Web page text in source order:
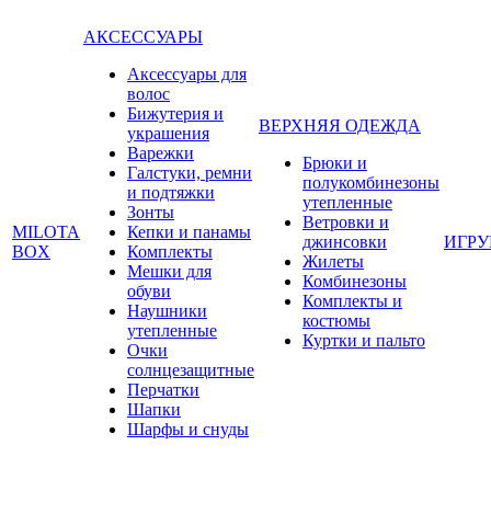
MILOTA
BOX
АКСЕССУАРЫ
Аксессуары для
волос
Бижутерия и
украшения
Варежки
Галстуки, ремни
и подтяжки
Зонты
Кепки и панамы
Комплекты
Мешки для
обуви
Наушники
утепленные
Очки
солнцезащитные
Перчатки
Шапки
Шарфы и снуды
ВЕРХНЯЯ ОДЕЖДА
Брюки и
полукомбинезоны
утепленные
Ветровки и
джинсовки
Жилеты
Комбинезоны
Комплекты и
костюмы
Куртки и пальто